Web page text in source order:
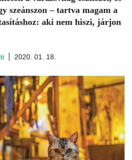
szeánszon – tartva magam a
aki nem hiszi, járjon
2020. 01. 18.